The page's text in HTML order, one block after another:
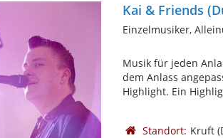
Kai & Friends
Einzelmusiker,
Musik für jeden
dem Anlass
Highlight. Ein
Standort: Kruft